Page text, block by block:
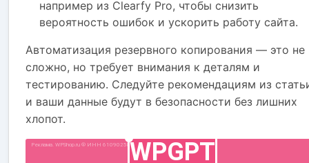
например из Clearfy Pro, чтобы снизить
вероятность ошибок и ускорить работу сайта.
Автоматизация резервного копирования — это не
сложно, но требует внимания к деталям и
тестированию. Следуйте рекомендациям из
и ваши данные будут в безопасности без лишних
хлопот.